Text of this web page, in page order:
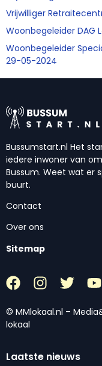
Vrijwilliger
Woonbegeleider DAG
Woonbegeleider
29-05-2024
Bussumstart.nl Het
iedere inwoner van
Bussum. Weet wat er
buurt.
Contact
Over ons
Sitemap
© MMlokaal.nl –
lokaal
Laatste nieuws